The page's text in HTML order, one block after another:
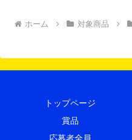
ホーム 対象商品
トップページ
賞品
応募者全員